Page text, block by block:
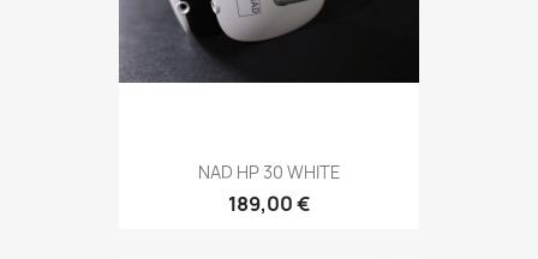
NAD HP 30 WHITE
189,00 €